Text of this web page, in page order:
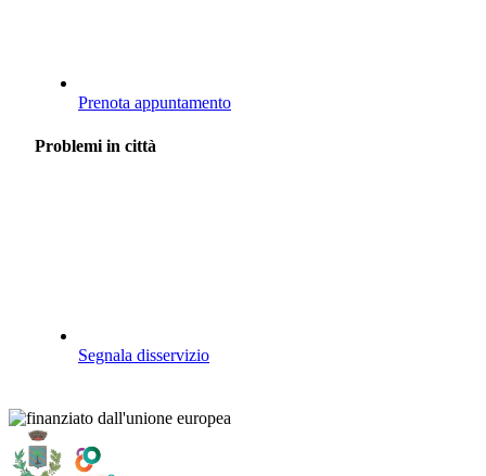
Prenota appuntamento
Problemi in città
Segnala disservizio